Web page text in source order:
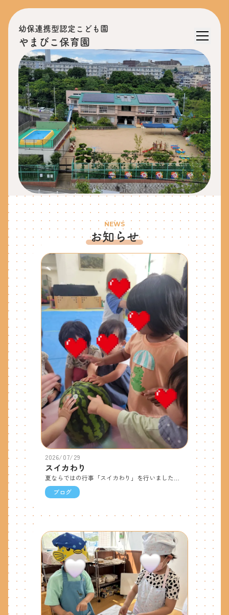
幼保連携型認定こども園
やまびこ保育園
NEWS
お知らせ
2026/07/29
スイカわり
ブログ